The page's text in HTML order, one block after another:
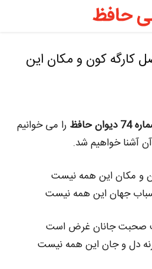
۷۴ : حاصل کارگه کون و مکان این
حافظ
را می خوانیم
آشنا خواهیم شد.
و مکان این همه نیست
جهان این همه نیست
صحبت جانان غرض است
دل و جان این همه نیست